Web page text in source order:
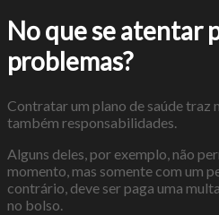
No que se atentar
problemas?
Contratar um plano de saúde traz
também responsabilidades.
Alguns deles, por exemplo, não
momento, mas somente com um
contrário, deve ser paga uma
no bolso.